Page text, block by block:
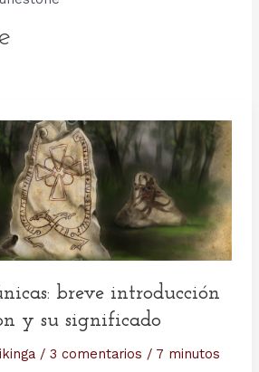
breve introducción
y su significado
/ 3 comentarios / 7 minutos